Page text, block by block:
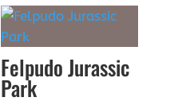
Felpudo Jurassic
Park